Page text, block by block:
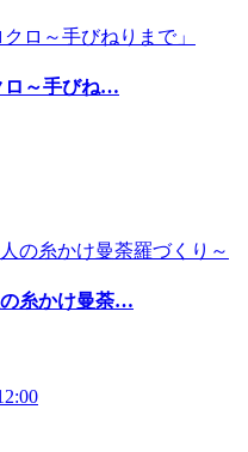
～手びね…
糸かけ曼荼…